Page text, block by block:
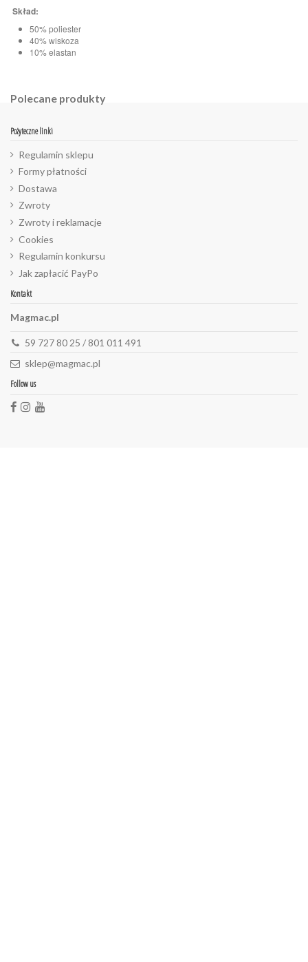
Skład:
50% poliester
40% wiskoza
10% elastan
Polecane produkty
Pożyteczne linki
Regulamin sklepu
Formy płatności
Dostawa
Zwroty
Zwroty i reklamacje
Cookies
Regulamin konkursu
Jak zapłacić PayPo
Kontakt
Magmac.pl
59 727 80 25 / 801 011 491
sklep@magmac.pl
Follow us